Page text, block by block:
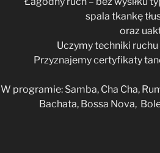
spala tkankę
oraz
Uczymy techniki
Przyznajemy certyfikaty
W programie: Samba, Cha Cha,
Bachata, Bossa Nova,